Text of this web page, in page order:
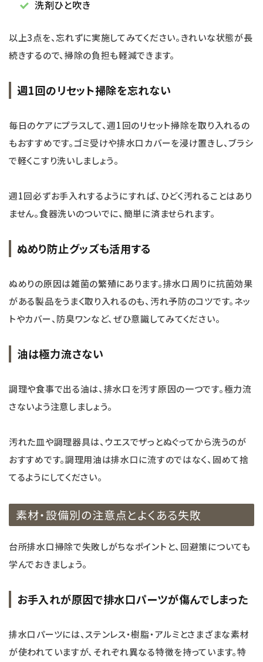
洗剤ひと吹き
以上3点を、忘れずに実施してみてください。きれいな状態が長
続きするので、掃除の負担も軽減できます。
週1回のリセット掃除を忘れない
毎日のケアにプラスして、週1回のリセット掃除を取り入れるの
もおすすめです。ゴミ受けや排水口カバーを浸け置きし、ブラシ
で軽くこすり洗いしましょう。
週1回必ずお手入れするようにすれば、ひどく汚れることはあり
ません。食器洗いのついでに、簡単に済ませられます。
ぬめり防止グッズも活用する
ぬめりの原因は雑菌の繁殖にあります。排水口周りに抗菌効果
がある製品をうまく取り入れるのも、汚れ予防のコツです。ネッ
トやカバー、防臭ワンなど、ぜひ意識してみてください。
油は極力流さない
調理や食事で出る油は、排水口を汚す原因の一つです。極力流
さないよう注意しましょう。
汚れた皿や調理器具は、ウエスでザっとぬぐってから洗うのが
おすすめです。調理用油は排水口に流すのではなく、固めて捨
てるようにしてください。
素材・設備別の注意点とよくある失敗
台所排水口掃除で失敗しがちなポイントと、回避策についても
学んでおきましょう。
お手入れが原因で排水口パーツが傷んでしまった
排水口パーツには、ステンレス・樹脂・アルミとさまざまな素材
が使われていますが、それぞれ異なる特徴を持っています。特